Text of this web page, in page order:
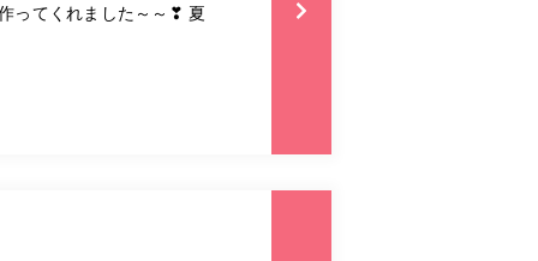
ってくれました～～❣ 夏